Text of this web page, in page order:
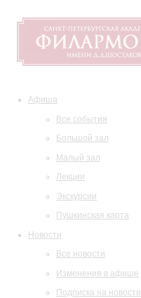
Афиша
Все события
Большой зал
Малый зал
Лекции
Экскурсии
Пушкинская карта
Новости
Все новости
Изменения в афише
Подписка на новости